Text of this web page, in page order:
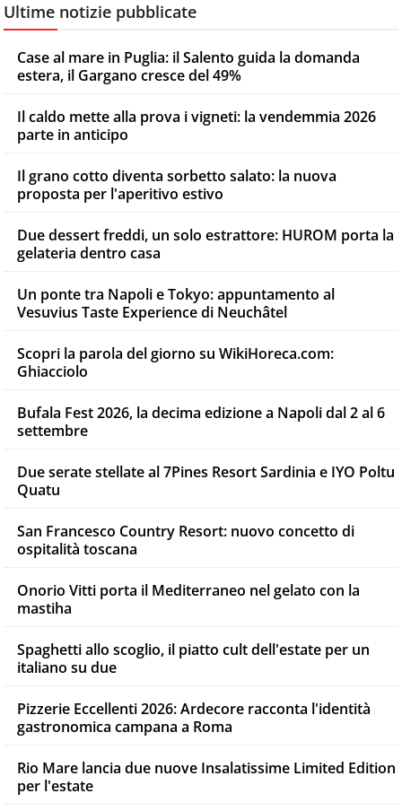
Ultime notizie pubblicate
Case al mare in Puglia: il Salento guida la domanda
estera, il Gargano cresce del 49%
Il caldo mette alla prova i vigneti: la vendemmia 2026
parte in anticipo
Il grano cotto diventa sorbetto salato: la nuova
proposta per l'aperitivo estivo
Due dessert freddi, un solo estrattore: HUROM porta la
gelateria dentro casa
Un ponte tra Napoli e Tokyo: appuntamento al
Vesuvius Taste Experience di Neuchâtel
Scopri la parola del giorno su WikiHoreca.com:
Ghiacciolo
Bufala Fest 2026, la decima edizione a Napoli dal 2 al 6
settembre
Due serate stellate al 7Pines Resort Sardinia e IYO Poltu
Quatu
San Francesco Country Resort: nuovo concetto di
ospitalità toscana
Onorio Vitti porta il Mediterraneo nel gelato con la
mastiha
Spaghetti allo scoglio, il piatto cult dell'estate per un
italiano su due
Pizzerie Eccellenti 2026: Ardecore racconta l'identità
gastronomica campana a Roma
Rio Mare lancia due nuove Insalatissime Limited Edition
per l'estate